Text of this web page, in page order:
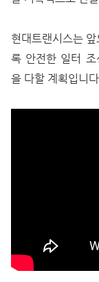
현대트랜시스는
록 안전한 일터
을 다할 계획입니